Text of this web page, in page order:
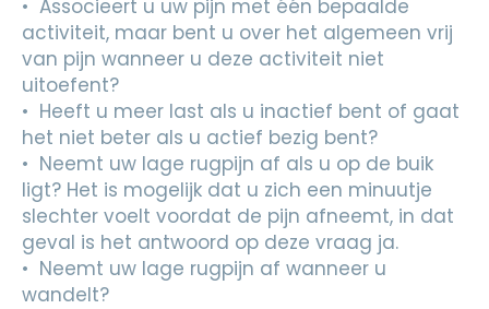
• Associeert u uw pijn met één bepaalde
activiteit, maar bent u over het algemeen vrij
van pijn wanneer u deze activiteit niet
uitoefent?
• Heeft u meer last als u inactief bent of gaat
het niet beter als u actief bezig bent?
• Neemt uw lage rugpijn af als u op de buik
ligt? Het is mogelijk dat u zich een minuutje
slechter voelt voordat de pijn afneemt, in dat
geval is het antwoord op deze vraag ja.
• Neemt uw lage rugpijn af wanneer u
wandelt?